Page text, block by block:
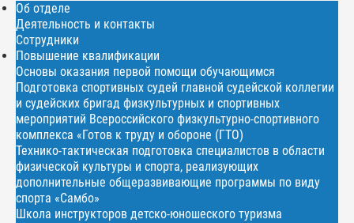
Об отделе
Деятельность и контакты
Сотрудники
Повышение квалификации
Основы оказания первой помощи обучающимся
Подготовка спортивных судей главной судейской коллегии
и судейских бригад физкультурных и спортивных
мероприятий Всероссийского физкультурно-спортивного
комплекса «Готов к труду и обороне (ГТО)
Технико-тактическая подготовка специалистов в области
физической культуры и спорта, реализующих
дополнительные общеразвивающие программы по виду
спорта «Самбо»
Школа инструкторов детско-юношеского туризма